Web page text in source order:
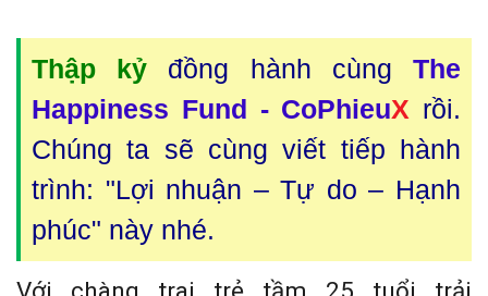
Thập kỷ đồng hành cùngThe
Happiness Fund - CoPhieuX rồi.
Chúng ta sẽ cùng viết tiếp hành
trình: "Lợi nhuận – Tự do – Hạnh
phúc" này nhé.